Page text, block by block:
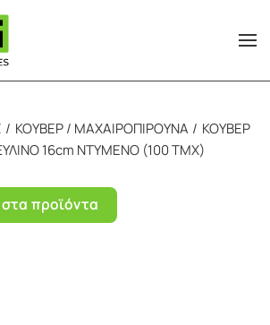
ΚΟΥΒΕΡ / ΜΑΧΑΙΡΟΠΙΡΟΥΝΑ
ΚΟΥΒΕΡ
16cm ΝΤΥΜΕΝΟ (100 ΤΜΧ)
προϊόντα